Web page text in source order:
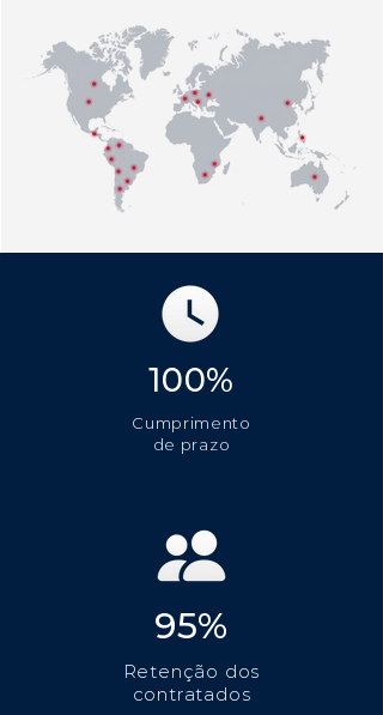
100%
Cumprimento
de prazo
95%
Retenção dos
contratados